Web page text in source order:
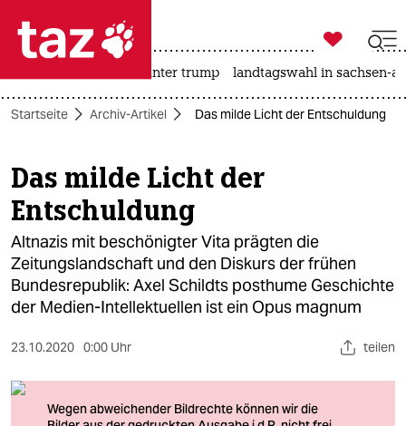
 taz zahl ich
taz zahl ich
themen
politik
öko
gesellschaft
berlin

taz zahl ich
usa unter trump landtagswahl in sachsen-
Startseite Archiv-Artikel Das milde Licht der Entschuldung
Das milde Licht der
Entschuldung
Altnazis mit beschönigter Vita prägten die
Zeitungslandschaft und den Diskurs der frühen
Bundesrepublik: Axel Schildts posthume Geschichte
der Medien-Intellektuellen ist ein Opus magnum
23.10.2020 0:00 Uhr teilen